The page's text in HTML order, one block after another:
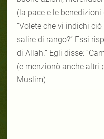
(la pace e le
“Volete che vi indichi
salire di rango?” Essi
di Allah.” Egli disse:
(e menzionò anche altri
Muslim)